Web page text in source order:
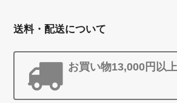
送料・配送について
お買い物13,000円以